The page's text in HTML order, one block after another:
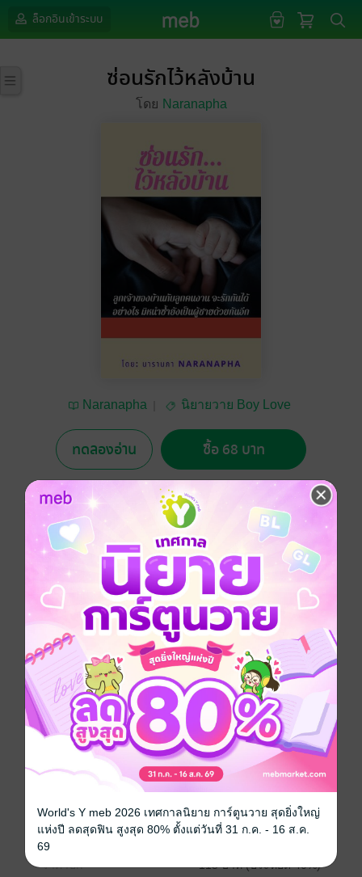
ล็อกอินเข้าระบบ
ซ่อนรักไว้หลังบ้าน
โดย Naranapha
Naranapha
นิยายวาย Boy Love
ทดลองอ่าน ซื้อ 68 บาท
ซื้อเป็นของขวัญ ติดตาม แชร์
ลูกเจ้าของบ้าน กับลูกคนงาน ที่ต่างก็เป็นผู้ชายเหมือนกัน
จะรักกันได้อย่างไร ทว่าความรักสำหรับหนุ่มน้อยซินหยาง
เขากลับมอบหัวใจให้เพียงเซี่ยวอิงตั้งแต่ยังไม่รู้จักคำว่ารัก
ด้วยซ้ำไป
Boy love / Yaoi ดรามา 18+ Mpreg
ประเภทไฟล์ pdf, epub(สารบัญ)
13 มีนาคม 2564
ความยาว 140 หน้า (≈ 33,704 คำ)
ราคาปก 115 บาท (ประหยัด 40%)
World's Y meb 2026 เทศกาลนิยาย การ์ตูนวาย สุดยิ่งใหญ่
แห่งปี ลดสุดฟิน สูงสุด 80% ตั้งแต่วันที่ 31 ก.ค. - 16 ส.ค.
69